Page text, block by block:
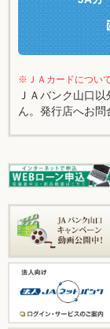
※ＪＡカードについ
ＪＡバンク山口
ん。発行店へお問